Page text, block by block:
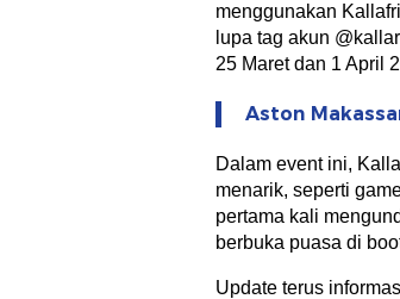
menggunakan
lupa tag akun
25 Maret dan 1 April
Aston
Dalam event ini,
menarik, seperti
pertama kali
berbuka puasa di
Update terus